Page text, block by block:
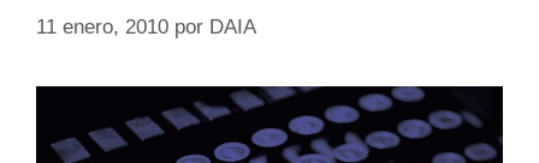
11 enero, 2010 por DAIA